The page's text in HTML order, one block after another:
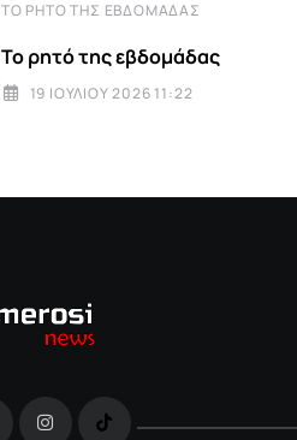
ΤΟ ΡΗΤΌ ΤΗΣ ΕΒΔΟΜΆΔΑΣ
Το ρητό της εβδομάδας
19 ΙΟΥΛΊΟΥ 2026 11:22